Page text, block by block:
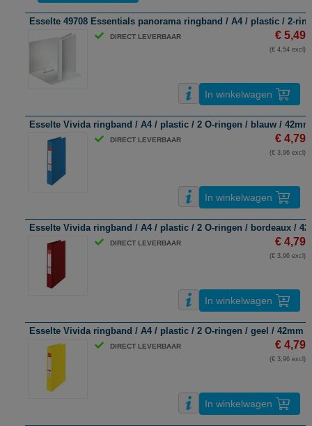
Esselte 49708 Essentials panorama ringband / A4 / plastic / 2-
DIRECT LEVERBAAR € 5,49
(€ 4,54 excl)
In winkelwagen
Esselte Vivida ringband / A4 / plastic / 2 O-ringen / blauw / 42mm
DIRECT LEVERBAAR € 4,79
(€ 3,96 excl)
In winkelwagen
Esselte Vivida ringband / A4 / plastic / 2 O-ringen / bordeaux /
DIRECT LEVERBAAR € 4,79
(€ 3,96 excl)
In winkelwagen
Esselte Vivida ringband / A4 / plastic / 2 O-ringen / geel / 42mm
DIRECT LEVERBAAR € 4,79
(€ 3,96 excl)
In winkelwagen